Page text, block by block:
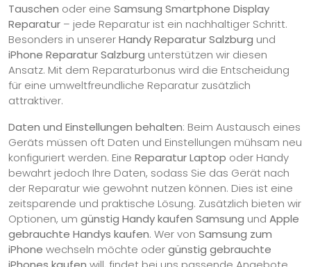
Tauschen oder eine Samsung Smartphone Display
Reparatur – jede Reparatur ist ein nachhaltiger Schritt.
Besonders in unsererHandy Reparatur Salzburg und
iPhone Reparatur Salzburg unterstützen wir diesen
Ansatz. Mit dem Reparaturbonus wird die Entscheidung
für eine umweltfreundliche Reparatur zusätzlich
attraktiver.
Daten und Einstellungen behalten: Beim Austausch eines
Geräts müssen oft Daten und Einstellungen mühsam neu
konfiguriert werden. Eine Reparatur Laptop oder Handy
bewahrt jedoch Ihre Daten, sodass Sie das Gerät nach
der Reparatur wie gewohnt nutzen können. Dies ist eine
zeitsparende und praktische Lösung. Zusätzlich bieten wir
Optionen, um günstig Handy kaufen Samsung und Apple
gebrauchte Handys kaufen. Wer von Samsung zum
iPhone wechseln möchte odergünstig gebrauchte